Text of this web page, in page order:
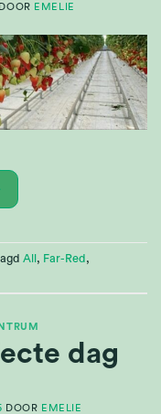
DOOR EMELIE
All , Far-Red ,
dag
DOOR EMELIE